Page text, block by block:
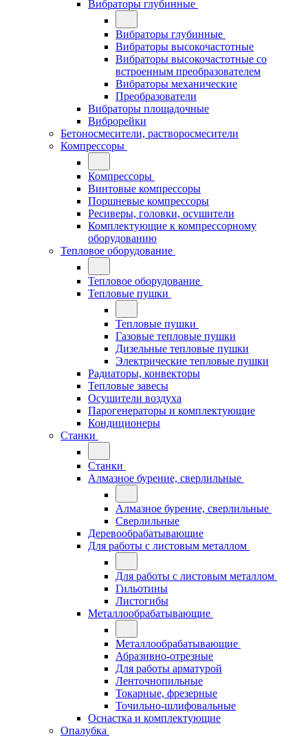
Вибраторы глубинные
Вибраторы глубинные
Вибраторы высокочастотные
Вибраторы высокочастотные со
встроенным преобразователем
Вибраторы механические
Преобразователи
Вибраторы площадочные
Виброрейки
Бетоносмесители, растворосмесители
Компрессоры
Компрессоры
Винтовые компрессоры
Поршневые компрессоры
Ресиверы, головки, осушители
Комплектующие к компрессорному
оборудованию
Тепловое оборудование
Тепловое оборудование
Тепловые пушки
Тепловые пушки
Газовые тепловые пушки
Дизельные тепловые пушки
Электрические тепловые пушки
Радиаторы, конвекторы
Тепловые завесы
Осушители воздуха
Парогенераторы и комплектующие
Кондиционеры
Станки
Станки
Алмазное бурение, сверлильные
Алмазное бурение, сверлильные
Сверлильные
Деревообрабатывающие
Для работы с листовым металлом
Для работы с листовым металлом
Гильотины
Листогибы
Металлообрабатывающие
Металлообрабатывающие
Абразивно-отрезные
Для работы арматурой
Ленточнопильные
Токарные, фрезерные
Точильно-шлифовальные
Оснастка и комплектующие
Опалубка